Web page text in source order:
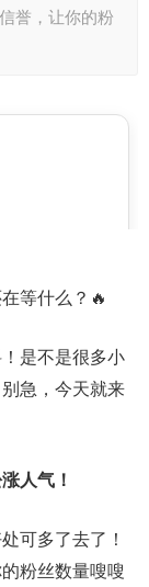
誉，让你的粉
等什么？🔥
是不是很多小
急，今天就来
人气！
可多了去了！
粉丝数量嗖嗖